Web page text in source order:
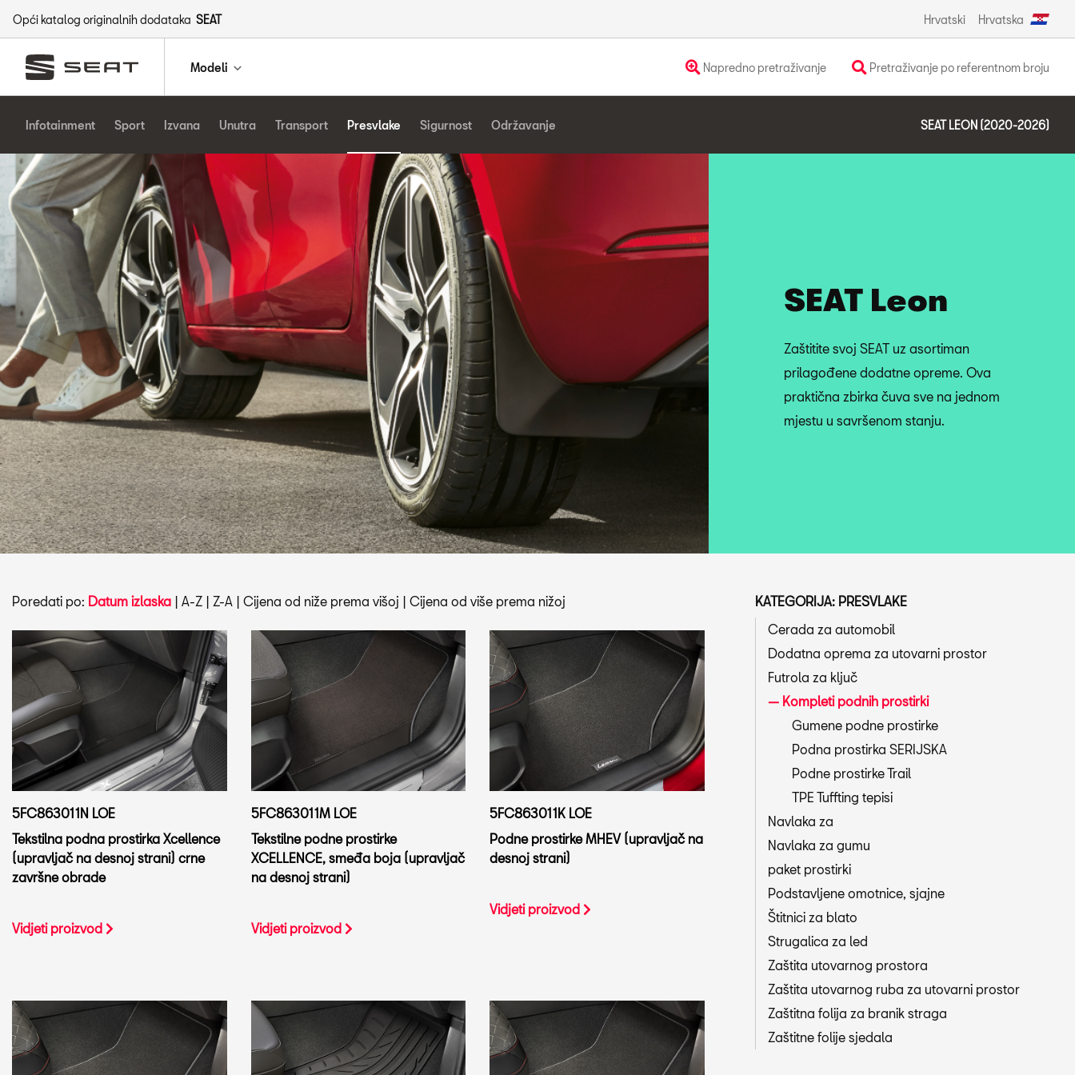
Opći katalog originalnih dodataka SEAT Hrvatski Hrvatska
Modeli Napredno pretraživanje Pretraživanje po referentnom broju
Infotainment Sport Izvana Unutra Transport Presvlake Sigurnost Održavanje SEAT LEON (2020-2026)
SEAT Leon
Zaštitite svoj SEAT uz asortiman
prilagođene dodatne opreme. Ova
praktična zbirka čuva sve na jednom
mjestu u savršenom stanju.
Poredati po: Datum izlaska | A-Z | Z-A | Cijena od niže prema višoj | Cijena od više prema nižoj
5FC863011N LOE
Tekstilna podna prostirka Xcellence
(upravljač na desnoj strani) crne
završne obrade
Vidjeti proizvod
5FC863011M LOE
Tekstilne podne prostirke
XCELLENCE, smeđa boja (upravljač
na desnoj strani)
Vidjeti proizvod
5FC863011K LOE
Podne prostirke MHEV (upravljač na
desnoj strani)
Vidjeti proizvod
KATEGORIJA: PRESVLAKE
Cerada za automobil
Dodatna oprema za utovarni prostor
Futrola za ključ
Kompleti podnih prostirki
Gumene podne prostirke
Podna prostirka SERIJSKA
Podne prostirke Trail
TPE Tuffting tepisi
Navlaka za
Navlaka za gumu
paket prostirki
Podstavljene omotnice, sjajne
Štitnici za blato
Strugalica za led
Zaštita utovarnog prostora
Zaštita utovarnog ruba za utovarni prostor
Zaštitna folija za branik straga
Zaštitne folije sjedala